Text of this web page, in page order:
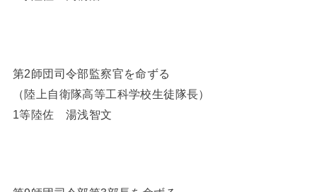
第2師団司令部監察官を命ずる
（陸上自衛隊高等工科学校生徒隊長）
1等陸佐 湯浅智文